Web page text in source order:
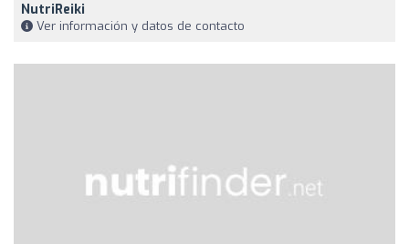
NutriReiki
Ver información y datos de contacto